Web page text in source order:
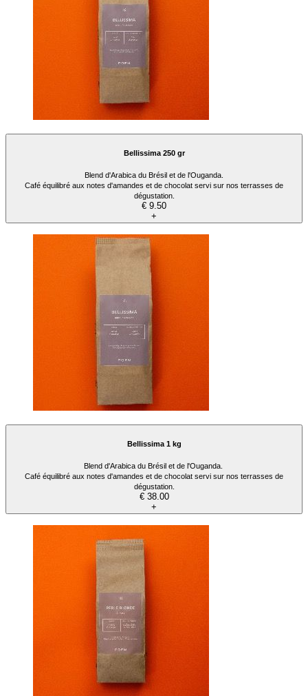
Bellissima 250 gr
Blend d'Arabica du Brésil et de l'Ouganda.
Café équilibré aux notes d'amandes et de chocolat servi sur nos terrasses de
dégustation.
€ 9.50
+
Bellissima 1 kg
Blend d'Arabica du Brésil et de l'Ouganda.
Café équilibré aux notes d'amandes et de chocolat servi sur nos terrasses de
dégustation.
€ 38.00
+